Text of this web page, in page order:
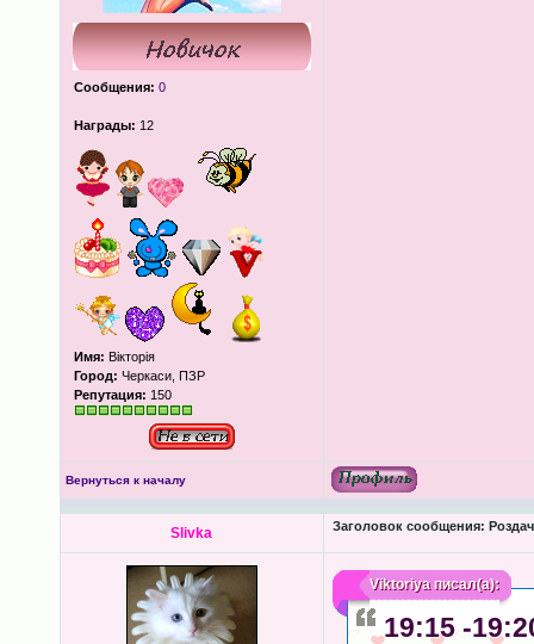
Сообщения: 0
Награды: 12
Имя: Вікторія
Город: Черкаси, ПЗР
Репутация: 150
Вернуться к началу
Slivka Заголовок сообщения:
Viktoriyaписал(а):
19:15 -